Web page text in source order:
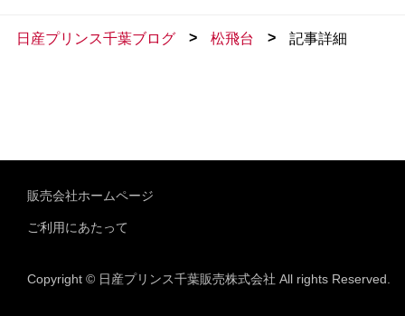
日産プリンス千葉ブログ > 松飛台 > 記事詳細
販売会社ホームページ
ご利用にあたって
Copyright © 日産プリンス千葉販売株式会社 All rights Reserved.